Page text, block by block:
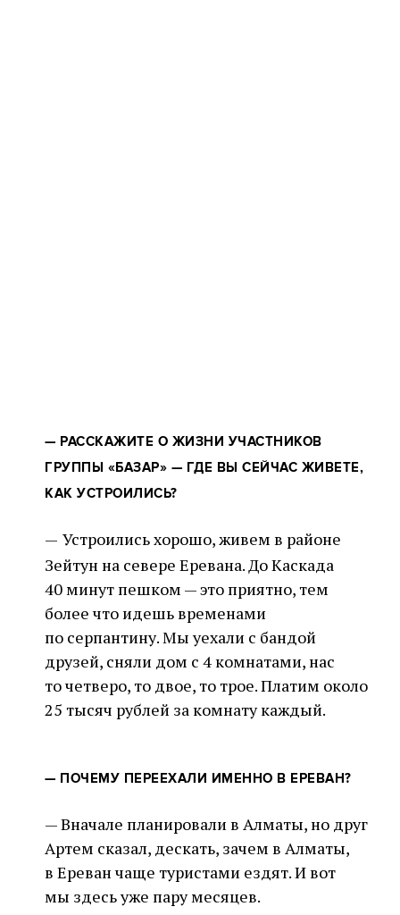
— РАССКАЖИТЕ О ЖИЗНИ УЧАСТНИКОВ
ГРУППЫ «БАЗАР» — ГДЕ ВЫ СЕЙЧАС ЖИВЕТЕ,
КАК УСТРОИЛИСЬ?
— Устроились хорошо, живем в районе
Зейтун на севере Еревана. До Каскада
40 минут пешком — это приятно, тем
более что идешь временами
по серпантину. Мы уехали с бандой
друзей, сняли дом с 4 комнатами, нас
то четверо, то двое, то трое. Платим около
25 тысяч рублей за комнату каждый.
— ПОЧЕМУ ПЕРЕЕХАЛИ ИМЕННО В ЕРЕВАН?
— Вначале планировали в Алматы, но друг
Артем сказал, дескать, зачем в Алматы,
в Ереван чаще туристами ездят. И вот
мы здесь уже пару месяцев.